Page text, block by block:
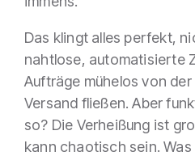
Das klingt alles perfekt,
nahtlose, automatisierte
Aufträge mühelos von
Versand fließen. Aber
so? Die Verheißung ist
kann chaotisch sein.